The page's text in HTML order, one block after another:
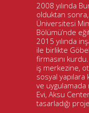
2008 yılında
olduktan sonra,
Üniversitesi
Bölümü’nde
2015 yılında
ile birlikte
firmasını
iş merkezine,
sosyal
ve uygulamada
Evi, Aksu
tasarladığı